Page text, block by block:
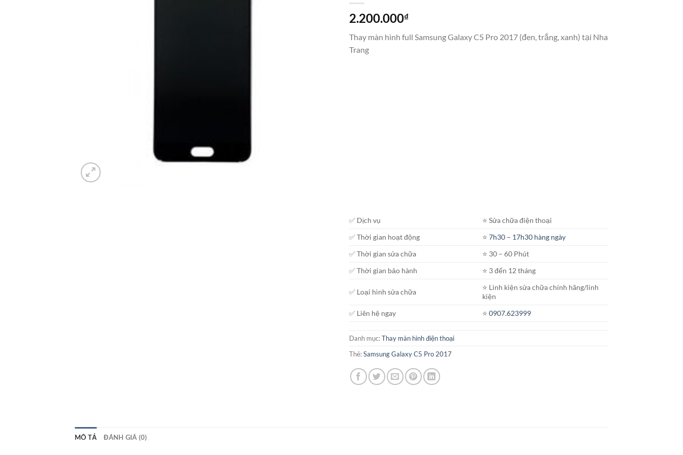
2.200.000₫
Thay màn hình full Samsung Galaxy C5 Pro 2017 (đen, trắng, xanh) tại Nha
Trang
✅ Dịch vụ
⭐️ Sửa chữa điện thoại
✅ Thời gian hoạt động
⭐️7h30 – 17h30 hàng ngày
✅ Thời gian sửa chữa
⭐️ 30 – 60 Phút
✅ Thời gian bảo hành
⭐️ 3 đến 12 tháng
✅ Loại hình sửa chữa
⭐️ Linh kiện sửa chữa chính hãng/linh
kiện
✅ Liên hệ ngay
⭐️0907.623999
Danh mục:Thay màn hình điện thoại
Thẻ:Samsung Galaxy C5 Pro 2017
MÔ TẢ ĐÁNH GIÁ (0)